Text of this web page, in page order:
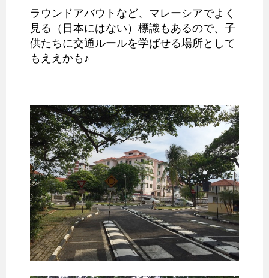
ラウンドアバウトなど、マレーシアでよく
見る（日本にはない）標識もあるので、子
供たちに交通ルールを学ばせる場所として
もええかも♪